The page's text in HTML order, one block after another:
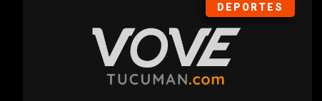
DEPORTES